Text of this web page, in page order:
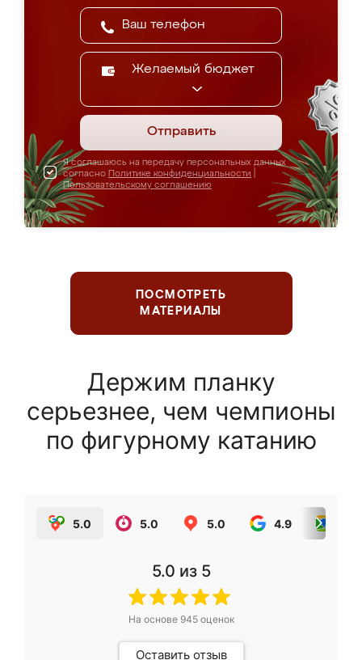
Желаемый бюджет
Отправить
Я соглашаюсь на передачу персональных данных
согласно Политике конфиденциальности
Пользовательскому соглашению
ПОСМОТРЕТЬ
МАТЕРИАЛЫ
Держим планку
серьезнее, чем чемпионы
по фигурному катанию
5.0 5.0 5.0 4.9
5.0 из 5
На основе 945оценок
Оставить отзыв